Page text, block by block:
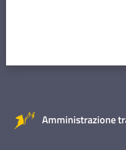
Amministrazione